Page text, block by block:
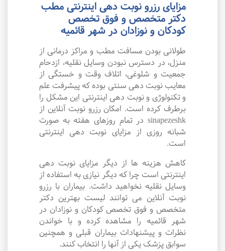
مزایای رزرو نوبت دهی اینترنتی مطب
دکتر متخصص و فوق تخصص
کودکان و نوزادان در شهر قائمیه
طولانی بودن مسافت مطب و مراکز درمانی از
منزل، در دسترس نبودن وسایل نقلیه، ازدحام
جمعیت و شلوغی، اتلاف وقت و خستگی از
معایب نوبت دهی سنتی بوده که پیشرفت علم
و تکنولوژی و نوبت دهی اینترنتی این مشکل را
برطرف کرده است. امکان رزرو نوبت آنلاین از
sinapezeshk در تمام روزهای هفته به صورت
شبانه روزی از مزایای نوبت دهی اینترنتی
است.
کاهش هزینه ها از دیگر مزایای نوبت دهی
اینترنتی است چرا که دیگر نیازی به استفاده از
وسایل نقلیه نخواهید داشت. بیماران با رزرو
نوبت آنلاین می توانند لیست بهترین دکتر
متخصص و فوق تخصص کودکان و نوزادان در
شهر قائمیه را مشاهده کرده و با خواندن
نظرات و پیشنهادات بیماران قبلی و همچنین
سوابق پزشک یکی از آنها را انتخاب کنند.